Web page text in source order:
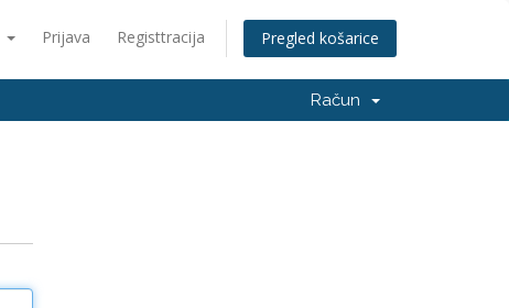
Prijava Registtracija Pregled košarice
Račun